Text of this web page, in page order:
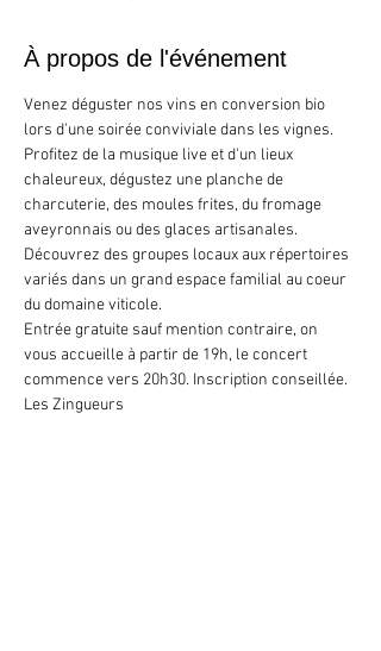
À propos de l'événement
Venez déguster nos vins en conversion bio
lors d'une soirée conviviale dans les vignes.
Profitez de la musique live et d'un lieux
chaleureux, dégustez une planche de
charcuterie, des moules frites, du fromage
aveyronnais ou des glaces artisanales.
Découvrez des groupes locaux aux répertoires
variés dans un grand espace familial au coeur
du domaine viticole.
Entrée gratuite sauf mention contraire, on
vous accueille à partir de 19h, le concert
commence vers 20h30. Inscription conseillée.
Les Zingueurs